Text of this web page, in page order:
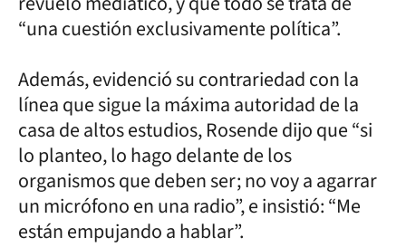
“una cuestión exclusivamente política”.
Además, evidenció su contrariedad con la
línea que sigue la máxima autoridad de la
casa de altos estudios, Rosende dijo que “si
lo planteo, lo hago delante de los
organismos que deben ser; no voy a agarrar
un micrófono en una radio”, e insistió: “Me
están empujando a hablar”.